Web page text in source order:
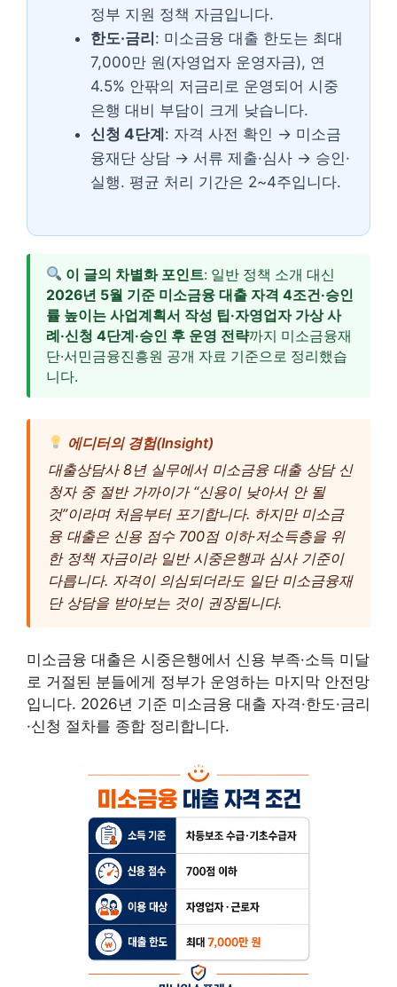
정부 지원 정책 자금입니다.
한도·금리 : 미소금융 대출 한도는 최대
7,000만 원(자영업자 운영자금), 연
4.5% 안팎의 저금리로 운영되어 시중
은행 대비 부담이 크게 낮습니다.
신청 4단계 : 자격 사전 확인 → 미소금
융재단 상담 → 서류 제출·심사 → 승인·
실행. 평균 처리 기간은 2~4주입니다.
이 글의 차별화 포인트: 일반 정책 소개 대신
2026년 5월 기준 미소금융 대출 자격 4조건·승인
률 높이는 사업계획서 작성 팁·자영업자 가상 사
례·신청 4단계·승인 후 운영 전략까지 미소금융재
단·서민금융진흥원 공개 자료 기준으로 정리했습
니다.
에디터의 경험(Insight)
대출상담사 8년 실무에서 미소금융 대출 상담 신
청자 중 절반 가까이가 “신용이 낮아서 안 될
것”이라며 처음부터 포기합니다. 하지만 미소금
융 대출은 신용 점수 700점 이하·저소득층을 위
한 정책 자금이라 일반 시중은행과 심사 기준이
다릅니다. 자격이 의심되더라도 일단 미소금융재
단 상담을 받아보는 것이 권장됩니다.
미소금융 대출은 시중은행에서 신용 부족·소득 미달
로 거절된 분들에게 정부가 운영하는 마지막 안전망
입니다. 2026년 기준 미소금융 대출 자격·한도·금리
·신청 절차를 종합 정리합니다.